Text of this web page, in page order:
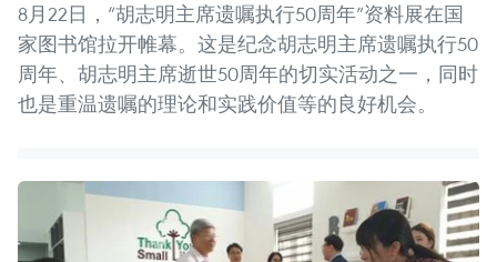
8月22日，“胡志明主席遗嘱执行50周年”资料展在国
家图书馆拉开帷幕。这是纪念胡志明主席遗嘱执行50
周年、胡志明主席逝世50周年的切实活动之一，同时
也是重温遗嘱的理论和实践价值等的良好机会。